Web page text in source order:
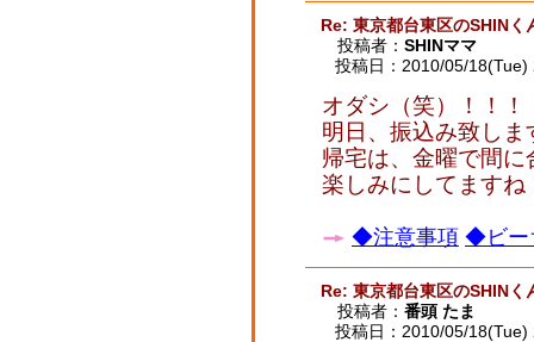
Re: 東京都台東区のSHINく
投稿者： SHINママ
投稿日：2010/05/
オダシ（笑）！！！
明日、振込み致し
帰宅は、金曜で間に
楽しみにしてます
◆注意事項 ◆ビー
Re: 東京都台東区のSHINく
投稿者： 番頭 たま
投稿日：2010/05/